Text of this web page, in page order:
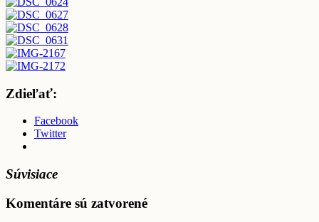
Zdieľať:
Facebook
Twitter
Súvisiace
Komentáre sú zatvorené